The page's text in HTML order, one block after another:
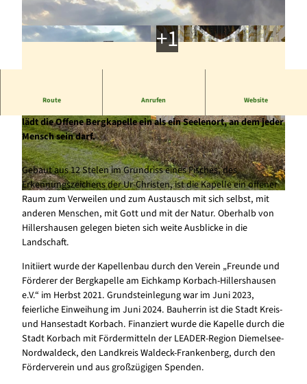
© Stadt Korbach, Marc Müllenhoff | CC-BY-SA
© Stadt Korbach, Marc Müllenhoff |
CC-BY-SA
© Stadt Korbach, Marc Müllenhoff |
CC-BY-SA
Route Anrufen Website
lädt die Offene Bergkapelle ein als ein Seelenort, an dem jeder
Mensch sein darf.
Gebaut aus 12 Stelen im Grundriss eines Fisches, des
Erkennungszeichens der Ur-Christen, ist die Kapelle ein offener
Raum zum Verweilen und zum Austausch mit sich selbst, mit
anderen Menschen, mit Gott und mit der Natur. Oberhalb von
Hillershausen gelegen bieten sich weite Ausblicke in die
Landschaft.
Initiiert wurde der Kapellenbau durch den Verein „Freunde und
Förderer der Bergkapelle am Eichkamp Korbach-Hillershausen
e.V.“ im Herbst 2021. Grundsteinlegung war im Juni 2023,
feierliche Einweihung im Juni 2024. Bauherrin ist die Stadt Kreis-
und Hansestadt Korbach. Finanziert wurde die Kapelle durch die
Stadt Korbach mit Fördermitteln der LEADER-Region Diemelsee-
Nordwaldeck, den Landkreis Waldeck-Frankenberg, durch den
Förderverein und aus großzügigen Spenden.